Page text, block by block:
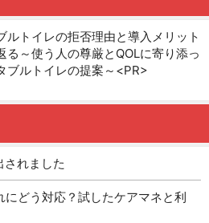
ルトイレの拒否理由と導入メリット
る～使う人の尊厳とQOLに寄り添っ
ブルトイレの提案～<PR>
れました
にどう対応？試したケアマネと利